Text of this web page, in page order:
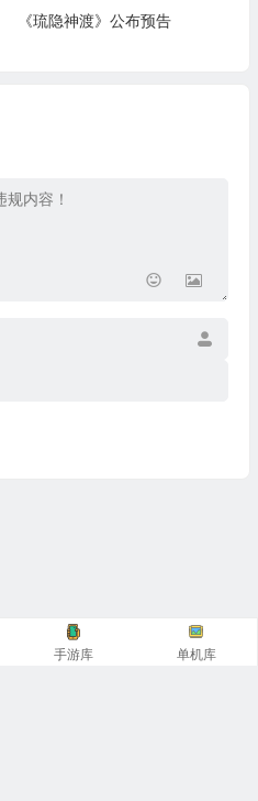
《琉隐神渡》公布预告
手游库 单机库